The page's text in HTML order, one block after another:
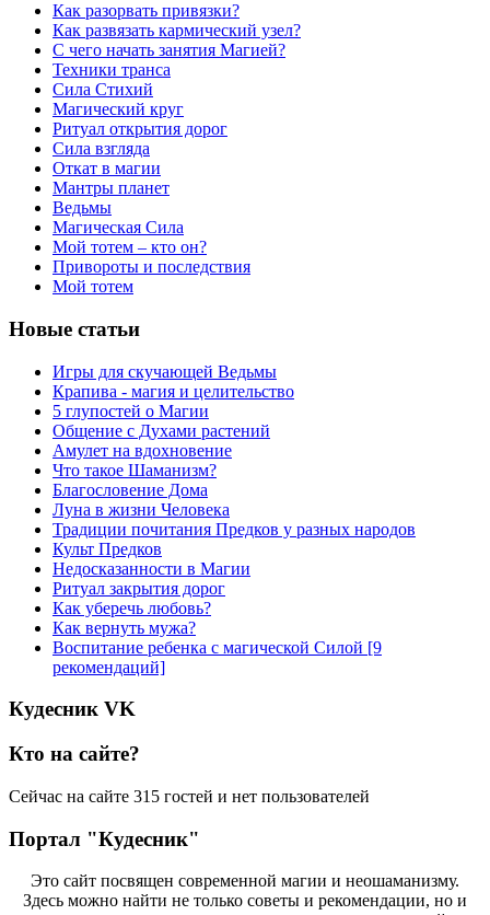
Как разорвать привязки?
Как развязать кармический узел?
С чего начать занятия Магией?
Техники транса
Сила Стихий
Магический круг
Ритуал открытия дорог
Сила взгляда
Откат в магии
Мантры планет
Ведьмы
Магическая Сила
Мой тотем – кто он?
Привороты и последствия
Мой тотем
Новые статьи
Игры для скучающей Ведьмы
Крапива - магия и целительство
5 глупостей о Магии
Общение с Духами растений
Амулет на вдохновение
Что такое Шаманизм?
Благословение Дома
Луна в жизни Человека
Традиции почитания Предков у разных народов
Культ Предков
Недосказанности в Магии
Ритуал закрытия дорог
Как уберечь любовь?
Как вернуть мужа?
Воспитание ребенка с магической Силой [9
рекомендаций]
Кудесник VK
Кто на сайте?
Сейчас на сайте 315 гостей и нет пользователей
Портал "Кудесник"
Это сайт посвящен современной магии и неошаманизму.
Здесь можно найти не только советы и рекомендации, но и